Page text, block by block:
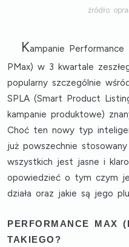
źródło:
Kampanie Performance
PMax) w 3 kwartale
popularny szczególnie
SPLA (Smart Product
kampanie produktowe)
Choć ten nowy typ
już powszechnie
wszystkich jest jasne i
opowiedzieć o tym czym
działa oraz jakie są jego
PERFORMANCE MAX
TAKIEGO?